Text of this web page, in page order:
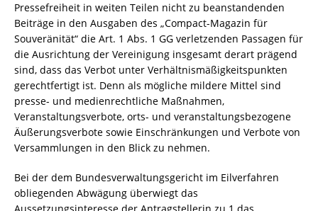
Pressefreiheit in weiten Teilen nicht zu beanstandenden
Beiträge in den Ausgaben des „Compact-Magazin für
Souveränität“ die Art. 1 Abs. 1 GG verletzenden Passagen für
die Ausrichtung der Vereinigung insgesamt derart prägend
sind, dass das Verbot unter Verhältnismäßigkeitspunkten
gerechtfertigt ist. Denn als mögliche mildere Mittel sind
presse- und medienrechtliche Maßnahmen,
Veranstaltungsverbote, orts- und veranstaltungsbezogene
Äußerungsverbote sowie Einschränkungen und Verbote von
Versammlungen in den Blick zu nehmen.
Bei der dem Bundesverwaltungsgericht im Eilverfahren
obliegenden Abwägung überwiegt das